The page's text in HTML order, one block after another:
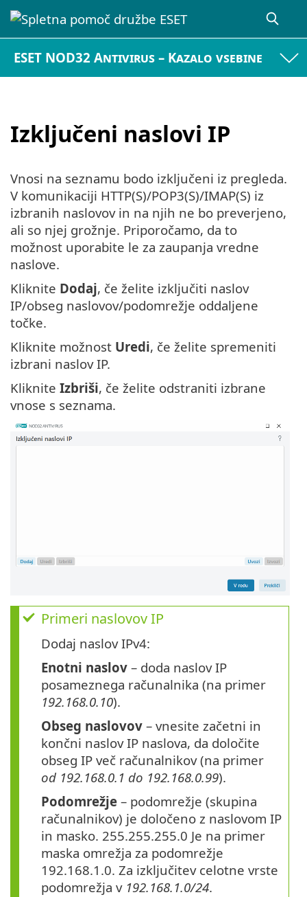
ESET NOD32 Antivirus – Kazalo vsebine
Izključeni naslovi IP
Vnosi na seznamu bodo izključeni iz pregleda.
V komunikaciji HTTP(S)/POP3(S)/IMAP(S) iz
izbranih naslovov in na njih ne bo preverjeno,
ali so njej grožnje. Priporočamo, da to
možnost uporabite le za zaupanja vredne
naslove.
Kliknite Dodaj, če želite izključiti naslov
IP/obseg naslovov/podomrežje oddaljene
točke.
Kliknite možnost Uredi, če želite spremeniti
izbrani naslov IP.
Kliknite Izbriši, če želite odstraniti izbrane
vnose s seznama.
Primeri naslovov IP
Dodaj naslov IPv4:
Enotni naslov – doda naslov IP
posameznega računalnika (na primer
192.168.0.10).
Obseg naslovov – vnesite začetni in
končni naslov IP naslova, da določite
obseg IP več računalnikov (na primer
od 192.168.0.1 do 192.168.0.99).
Podomrežje – podomrežje (skupina
računalnikov) je določeno z naslovom IP
in masko. 255.255.255.0 Je na primer
maska omrežja za podomrežje
192.168.1.0. Za izključitev celotne vrste
podomrežja v 192.168.1.0/24.